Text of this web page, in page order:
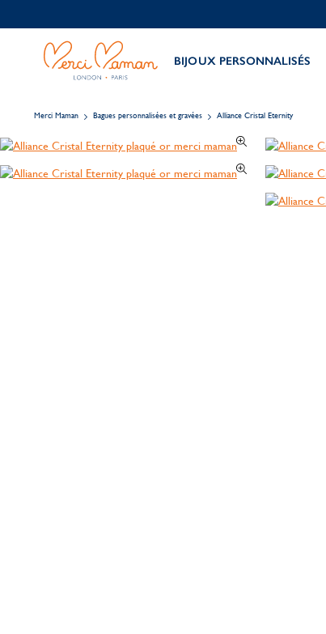
BIJOUX PERSONNALISÉS
Merci Maman Bagues personnalisées et gravées Alliance Cristal Eternity